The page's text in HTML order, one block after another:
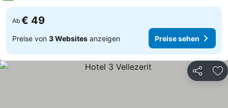
Ab € 49
Preise von 3 Websites anzeigen Preise sehen
Teilen